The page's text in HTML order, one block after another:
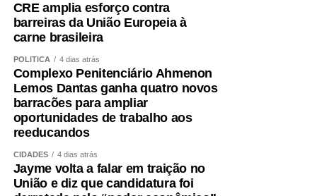
CRE amplia esforço contra
barreiras da União Europeia à
carne brasileira
POLÍTICA 4 dias atrás
Complexo Penitenciário Ahmenon
Lemos Dantas ganha quatro novos
barracões para ampliar
oportunidades de trabalho aos
reeducandos
CIDADES 4 dias atrás
Jayme volta a falar em traição no
União e diz que candidatura foi